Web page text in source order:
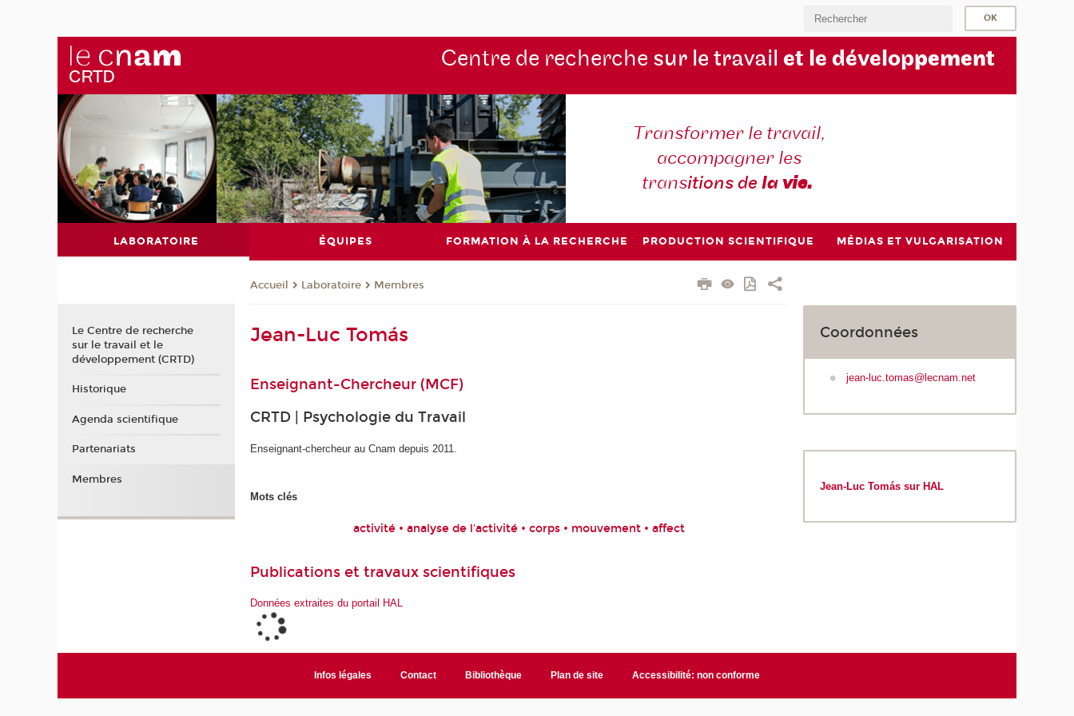
Centre de recherche sur le travail et le développement
Transformer le travail,
accompagner les
transitions de lavie.
LABORATOIRE ÉQUIPES FORMATION À LA RECHERCHE PRODUCTION SCIENTIFIQUE MÉDIAS ET VULGARISATION
Accueil Laboratoire Membres
Jean-Luc Tomás
Enseignant-Chercheur (MCF)
CRTD | Psychologie du Travail
Enseignant-chercheur au Cnam depuis 2011.
Mots clés
activité • analyse de l'activité • corps • mouvement • affect
Publications et travaux scientifiques
Données extraites du portail HAL
Coordonnées
jean-luc.tomas@lecnam.net
Jean-Luc Tomás sur HAL
Le Centre de recherche
sur le travail et le
développement (CRTD)
Historique
Agenda scientifique
Partenariats
Membres
Infos légales Contact Bibliothèque Plan de site Accessibilité: non conforme